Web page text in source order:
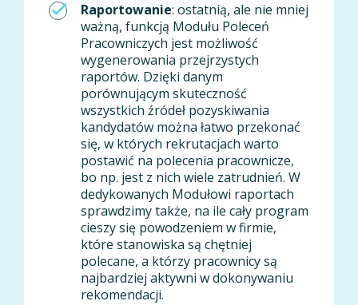
Raportowanie: ostatnią, ale nie mniej
ważną, funkcją Modułu Poleceń
Pracowniczych jest możliwość
wygenerowania przejrzystych
raportów. Dzięki danym
porównującym skuteczność
wszystkich źródeł pozyskiwania
kandydatów można łatwo przekonać
się, w których rekrutacjach warto
postawić na polecenia pracownicze,
bo np. jest z nich wiele zatrudnień. W
dedykowanych Modułowi raportach
sprawdzimy także, na ile cały program
cieszy się powodzeniem w firmie,
które stanowiska są chętniej
polecane, a którzy pracownicy są
najbardziej aktywni w dokonywaniu
rekomendacji.